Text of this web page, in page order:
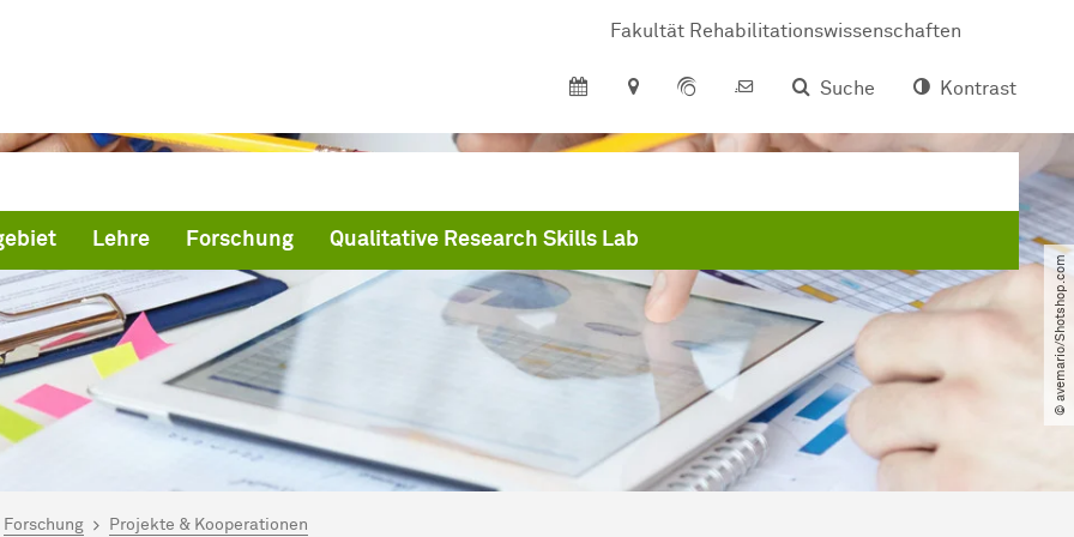
Fakultät Rehabilitationswissenschaften
Suche
Kontrast
Lehre Forschung Qualitative Research Skills Lab
© avemario​/​Shotshop.com
hier:
Forschung Projekte & Kooperationen